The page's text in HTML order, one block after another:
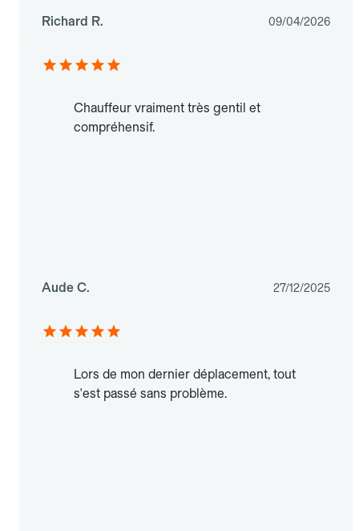
Richard R. 09/04/2026
Chauffeur vraiment très gentil et
compréhensif.
Aude C. 27/12/2025
Lors de mon dernier déplacement, tout
s'est passé sans problème.